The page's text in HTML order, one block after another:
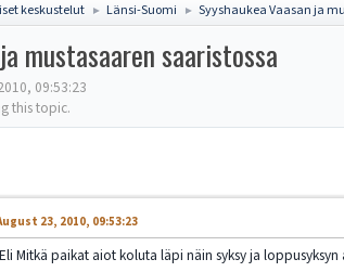
keskustelut ► Länsi-Suomi ► Syyshaukea Vaasan ja
mustasaaren saaristossa
09:53:23
this topic.
23, 2010, 09:53:23
Eli Mitkä paikat aiot koluta läpi näin syksy ja loppusyksyn